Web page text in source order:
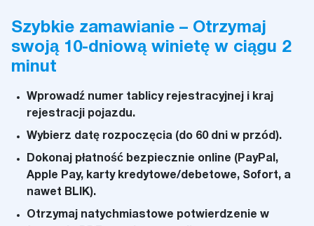
Szybkie zamawianie – Otrzymaj
swoją 10-dniową winietę w ciągu 2
minut
Wprowadź numer tablicy rejestracyjnej i kraj
rejestracji pojazdu.
Wybierz datę rozpoczęcia (do 60 dni w przód).
Dokonaj płatność bezpiecznie online (PayPal,
Apple Pay, karty kredytowe/debetowe, Sofort, a
nawet BLIK).
Otrzymaj natychmiastowe potwierdzenie w